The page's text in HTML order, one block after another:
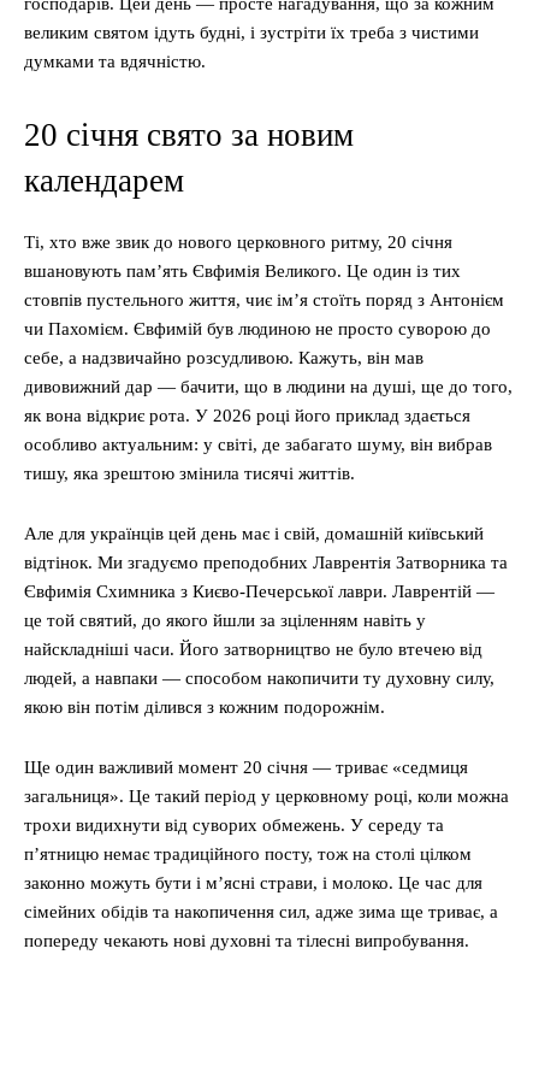
великим святом ідуть будні, і зустріти їх треба з чистими
думками та вдячністю.
20 січня свято за новим
календарем
Ті, хто вже звик до нового церковного ритму, 20 січня
вшановують пам’ять Євфимія Великого. Це один із тих
стовпів пустельного життя, чиє ім’я стоїть поряд з Антонієм
чи Пахомієм. Євфимій був людиною не просто суворою до
себе, а надзвичайно розсудливою. Кажуть, він мав
дивовижний дар — бачити, що в людини на душі, ще до того,
як вона відкриє рота. У 2026 році його приклад здається
особливо актуальним: у світі, де забагато шуму, він вибрав
тишу, яка зрештою змінила тисячі життів.
Але для українців цей день має і свій, домашній київський
відтінок. Ми згадуємо преподобних Лаврентія Затворника та
Євфимія Схимника з Києво-Печерської лаври. Лаврентій —
це той святий, до якого йшли за зціленням навіть у
найскладніші часи. Його затворництво не було втечею від
людей, а навпаки — способом накопичити ту духовну силу,
якою він потім ділився з кожним подорожнім.
Ще один важливий момент 20 січня — триває «седмиця
загальниця». Це такий період у церковному році, коли можна
трохи видихнути від суворих обмежень. У середу та
п’ятницю немає традиційного посту, тож на столі цілком
законно можуть бути і м’ясні страви, і молоко. Це час для
сімейних обідів та накопичення сил, адже зима ще триває, а
попереду чекають нові духовні та тілесні випробування.